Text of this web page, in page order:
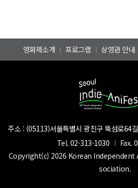
영화제소개 프로그램 상영관 안내
주소 : (05113)서울특별시 광진구 뚝섬로64
Tel. 02-313-1030 Fax.
Copyright(c) 2026 Korean
sociation.